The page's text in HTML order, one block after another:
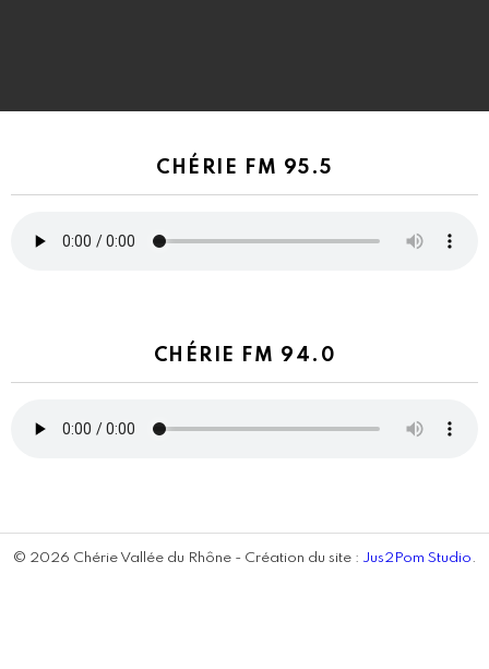
CHÉRIE FM 95.5
CHÉRIE FM 94.0
© 2026 Chérie Vallée du Rhône - Création du site : Jus2Pom Studio.